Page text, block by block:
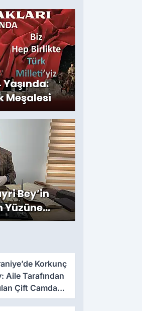
Yaşında:
Meşalesi
Bey’in
Yüzüne
Korkunç
Aile Tarafından
Çift Camdan